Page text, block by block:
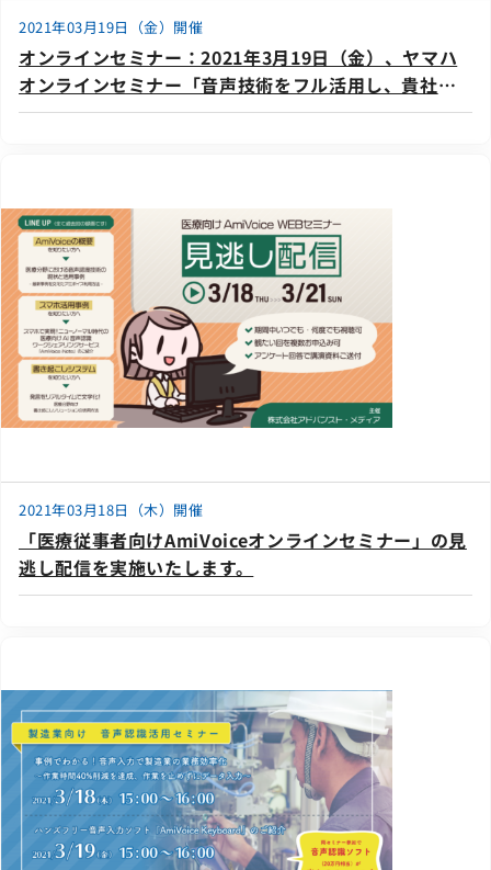
2021年03月19日（金）開催
オンラインセミナー：2021年3月19日（金）、ヤマハ
オンラインセミナー「音声技術をフル活用し、貴社の
Zoomミーティングを徹底改善！事例や実践から学ぶ、
2021年03月18日（木）開催
「医療従事者向けAmiVoiceオンラインセミナー」の見
逃し配信を実施いたします。